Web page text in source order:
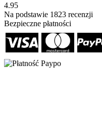
4.95
Na podstawie 1823 recenzji
Bezpieczne płatności